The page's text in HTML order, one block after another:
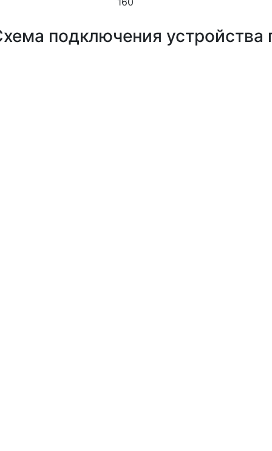
подключения устройства